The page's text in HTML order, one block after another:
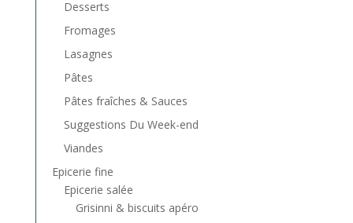
Desserts
Fromages
Lasagnes
Pâtes
Pâtes fraîches & Sauces
Suggestions Du Week-end
Viandes
Epicerie fine
Epicerie salée
Grisinni & biscuits apéro